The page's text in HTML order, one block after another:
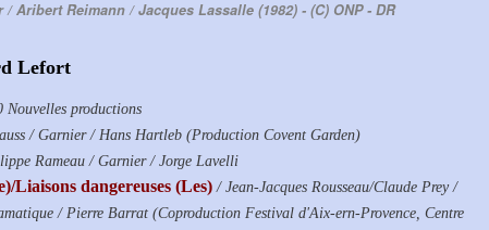
/ Aribert Reimann / Jacques Lassalle (1982) - (C) ONP - DR
Lefort
Nouvelles productions
/ Garnier / Hans Hartleb (Production Covent Garden)
Rameau / Garnier / Jorge Lavelli
Liaisons dangereuses (Les) / Jean-Jacques Rousseau/Claude Prey /
/ Pierre Barrat (Coproduction Festival d'Aix-ern-Provence, Centre